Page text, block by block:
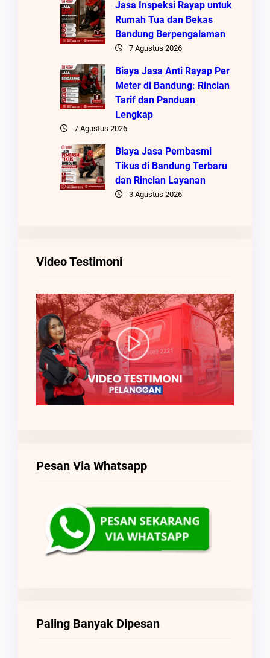
Jasa Inspeksi Rayap untuk
Rumah Tua dan Bekas
Bandung Berpengalaman
7 Agustus 2026
Biaya Jasa Anti Rayap Per
Meter di Bandung: Rincian
Tarif dan Panduan
Lengkap
7 Agustus 2026
Biaya Jasa Pembasmi
Tikus di Bandung Terbaru
dan Rincian Layanan
3 Agustus 2026
Video Testimoni
Pesan Via Whatsapp
Paling Banyak Dipesan